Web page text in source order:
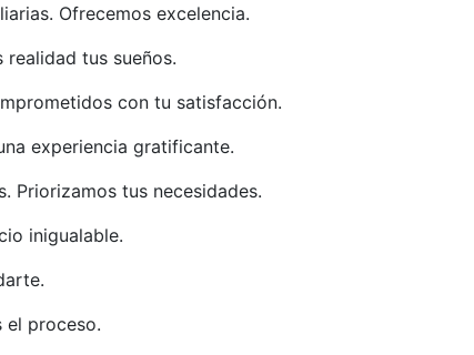
Ofrecemos excelencia.
tus sueños.
con tu satisfacción.
experiencia gratificante.
Priorizamos tus necesidades.
inigualable.
el proceso.